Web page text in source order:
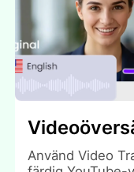
Använd Video